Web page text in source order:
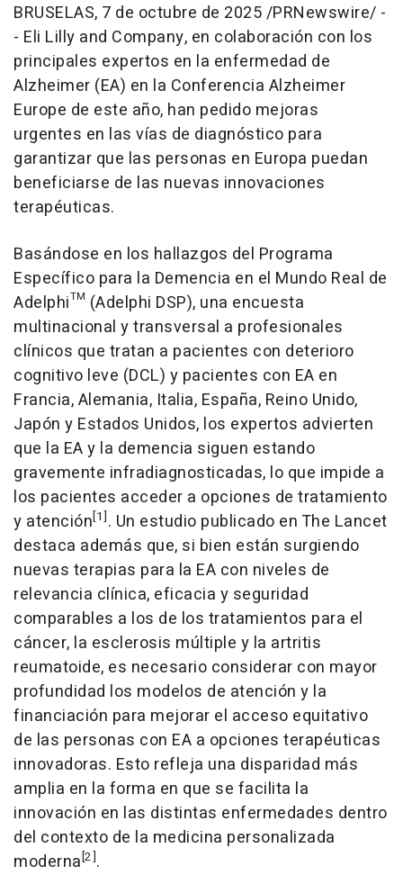
BRUSELAS, 7 de octubre de 2025/PRNewswire/ -
- Eli Lilly and Company, en colaboración con los
principales expertos en la enfermedad de
Alzheimer (EA) en la Conferencia Alzheimer
Europe de este año, han pedido mejoras
urgentes en las vías de diagnóstico para
garantizar que las personas en Europa puedan
beneficiarse de las nuevas innovaciones
terapéuticas.
Basándose en los hallazgos del Programa
Específico para la Demencia en el Mundo Real de
Adelphi™ (Adelphi DSP), una encuesta
multinacional y transversal a profesionales
clínicos que tratan a pacientes con deterioro
cognitivo leve (DCL) y pacientes con EA en
Francia, Alemania, Italia, España, Reino Unido,
Japón y Estados Unidos, los expertos advierten
que la EA y la demencia siguen estando
gravemente infradiagnosticadas, lo que impide a
los pacientes acceder a opciones de tratamiento
y atención[1] . Un estudio publicado en The Lancet
destaca además que, si bien están surgiendo
nuevas terapias para la EA con niveles de
relevancia clínica, eficacia y seguridad
comparables a los de los tratamientos para el
cáncer, la esclerosis múltiple y la artritis
reumatoide, es necesario considerar con mayor
profundidad los modelos de atención y la
financiación para mejorar el acceso equitativo
de las personas con EA a opciones terapéuticas
innovadoras. Esto refleja una disparidad más
amplia en la forma en que se facilita la
innovación en las distintas enfermedades dentro
del contexto de la medicina personalizada
moderna [2].